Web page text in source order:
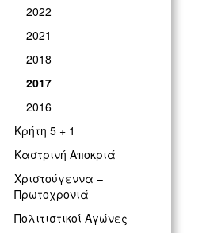
2022
2021
2018
2017
2016
Κρήτη 5 + 1
Καστρινή Αποκριά
Χριστούγεννα –
Πρωτοχρονιά
Πολιτιστικοί Αγώνες